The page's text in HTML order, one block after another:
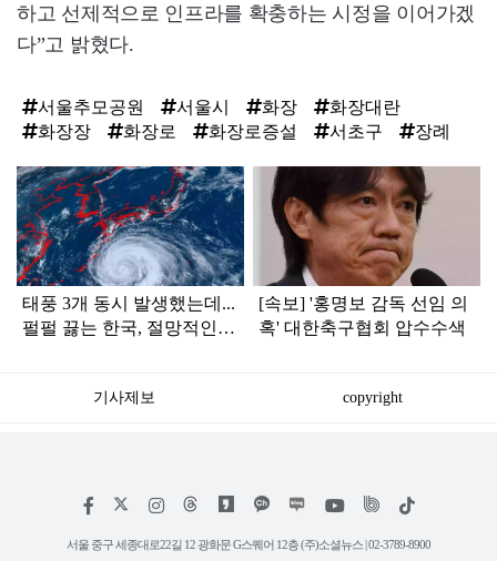
하고 선제적으로 인프라를 확충하는 시정을 이어가겠
다”고 밝혔다.
서울추모공원 서울시 화장
화장대란
화장장
화장로 화장로증설 서초구 장례
탑
라
인
태풍 3개 동시 발생했는데...
펄펄 끓는 한국, 절망적인
[속보] '홍명보 감독 선임 의
혹' 대한축구협회 압수수색
기사제보 copyright
페
스
인
타
위
트
틱
서울 중구 세종대로22길 12 광화문 G스퀘어 12층 (주)소셜뉴스 | 02-3789-8900